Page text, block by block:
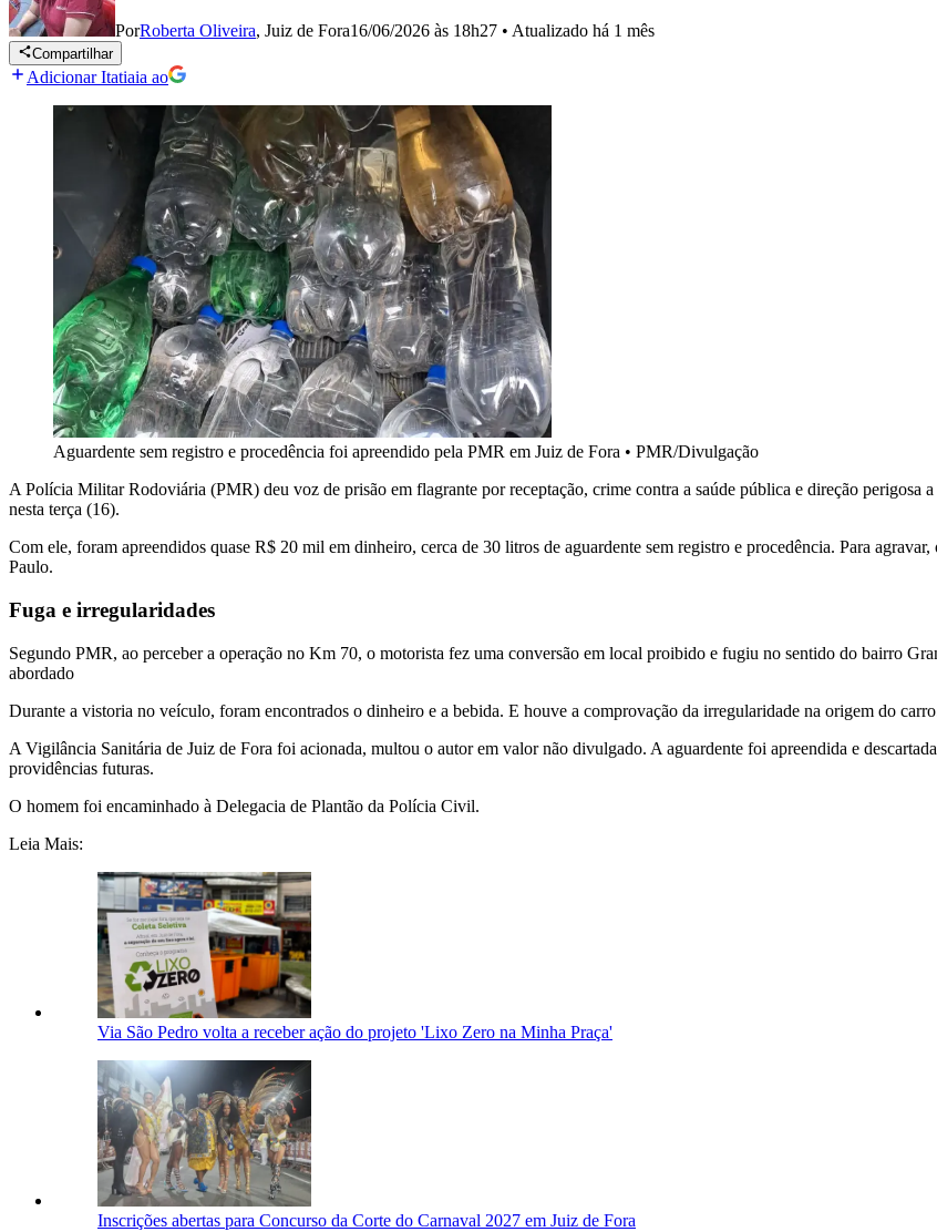
PorRoberta Oliveira, Juiz de Fora16/06/2026 às 18h27 • Atualizado há 1 mês
Compartilhar
Adicionar Itatiaia ao
Aguardente sem registro e procedência foi apreendido pela PMR em Juiz de Fora • PMR/Divulgação
A Polícia Militar Rodoviária (PMR) deu voz de prisão em flagrante por receptação, crime contra a saúde pública e direção perigosa
nesta terça (16).
Com ele, foram apreendidos quase R$ 20 mil em dinheiro, cerca de 30 litros de aguardente sem registro e procedência. Para
Paulo.
Fuga e irregularidades
Segundo PMR, ao perceber a operação no Km 70, o motorista fez uma conversão em local proibido e fugiu no sentido do bairro
abordado
Durante a vistoria no veículo, foram encontrados o dinheiro e a bebida. E houve a comprovação da irregularidade na origem do
A Vigilância Sanitária de Juiz de Fora foi acionada, multou o autor em valor não divulgado. A aguardente foi apreendida e
providências futuras.
O homem foi encaminhado à Delegacia de Plantão da Polícia Civil.
Leia Mais:
Via São Pedro volta a receber ação do projeto 'Lixo Zero na Minha Praça'
Inscrições abertas para Concurso da Corte do Carnaval 2027 em Juiz de Fora